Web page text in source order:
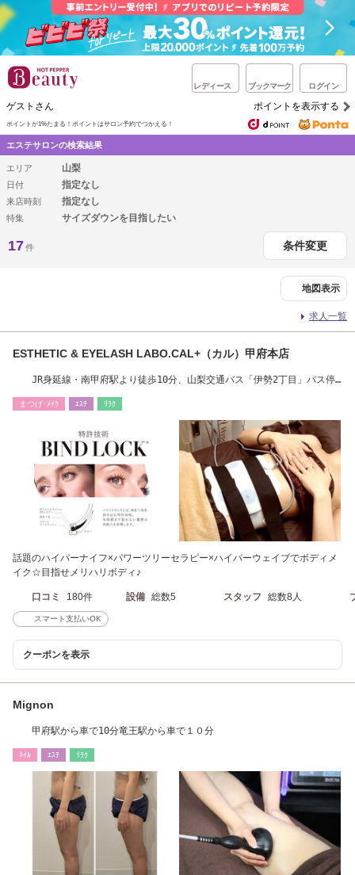
レディース ブックマーク ログイン
ゲストさん ポイントを表示する
ポイントが1%たまる！ ポイントはサロン予約でつかえる！
エステサロンの検索結果
エリア 山梨
日付 指定なし
来店時刻 指定なし
特集 サイズダウンを目指したい
17件 条件変更
地図表示
求人一覧
ESTHETIC & EYELASH LABO.CAL+（カル）甲府本店
JR身延線・南甲府駅より徒歩10分、山梨交通バス「伊勢2丁目」バス停
まつげ･ﾒｲｸ ｴｽﾃ ﾘﾗｸ
話題のハイパーナイフ×パワーツリーセラピー×ハイパーウェイブでボディメ
イク☆目指せメリハリボディ♪
口コミ 180件 設備 総数5 スタッフ 総数8人
スマート支払いOK
クーポンを表示
Mignon
甲府駅から車で10分竜王駅から車で１０分
ﾈｲﾙ ｴｽﾃ ﾘﾗｸ